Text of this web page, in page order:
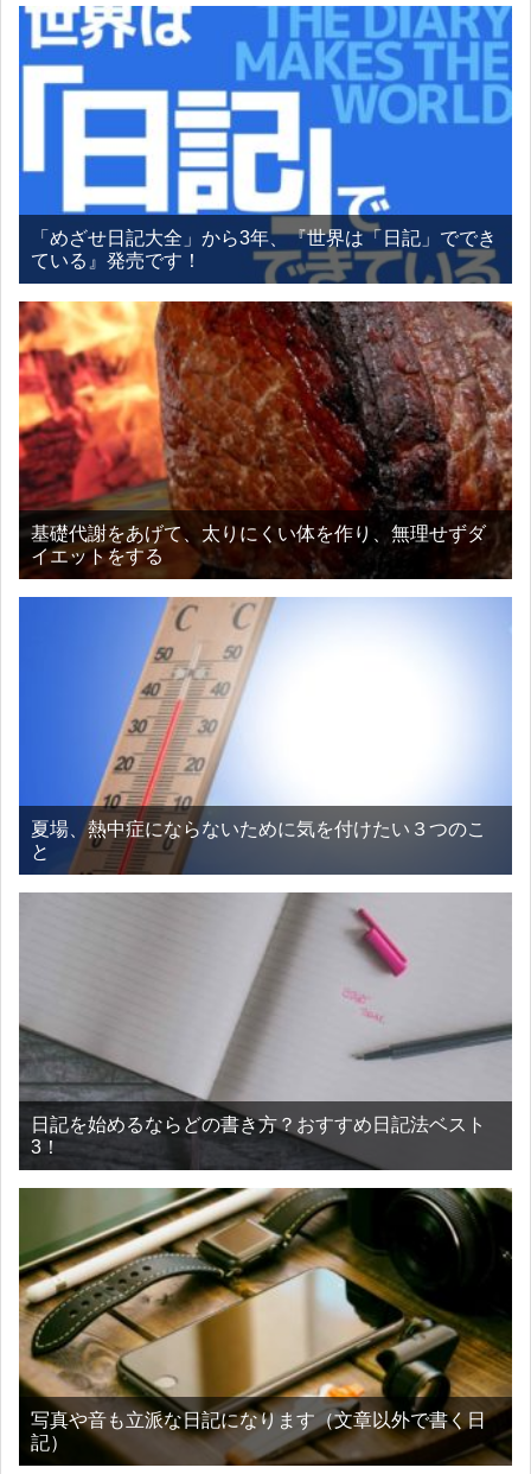
「めざせ日記大全」から3年、『世界は「日記」ででき
ている』発売です！
基礎代謝をあげて、太りにくい体を作り、無理せずダ
イエットをする
夏場、熱中症にならないために気を付けたい３つのこ
と
日記を始めるならどの書き方？おすすめ日記法ベスト
3！
写真や音も立派な日記になります（文章以外で書く日
記）